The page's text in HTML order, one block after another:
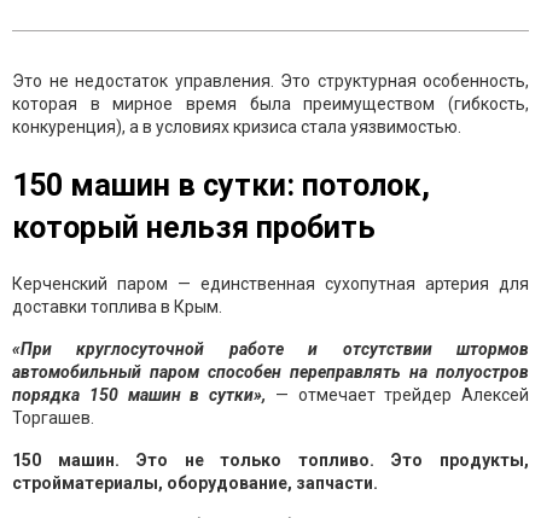
Это не недостаток управления. Это структурная особенность,
которая в мирное время была преимуществом (гибкость,
конкуренция), а в условиях кризиса стала уязвимостью.
150 машин в сутки: потолок,
который нельзя пробить
Керченский паром — единственная сухопутная артерия для
доставки топлива в Крым.
«При круглосуточной работе и отсутствии штормов
автомобильный паром способен переправлять на полуостров
порядка 150 машин в сутки», — отмечает трейдер Алексей
Торгашев.
150 машин. Это не только топливо. Это продукты,
стройматериалы, оборудование, запчасти.